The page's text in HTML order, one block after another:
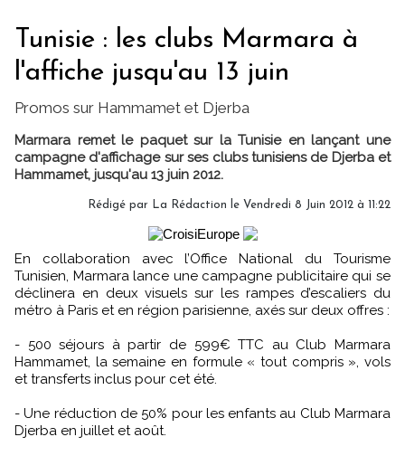
Tunisie : les clubs Marmara à
l'affiche jusqu'au 13 juin
Promos sur Hammamet et Djerba
Marmara remet le paquet sur la Tunisie en lançant une
campagne d'affichage sur ses clubs tunisiens de Djerba et
Hammamet, jusqu'au 13 juin 2012.
Rédigé par La Rédaction le Vendredi 8 Juin 2012 à 11:22
En collaboration avec l’Office National du Tourisme
Tunisien, Marmara lance une campagne publicitaire qui se
déclinera en deux visuels sur les rampes d’escaliers du
métro à Paris et en région parisienne, axés sur deux offres :
- 500 séjours à partir de 599€ TTC au Club Marmara
Hammamet, la semaine en formule « tout compris », vols
et transferts inclus pour cet été.
- Une réduction de 50% pour les enfants au Club Marmara
Djerba en juillet et août.